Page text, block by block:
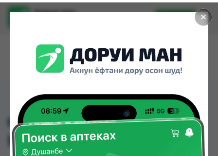
✕
Доруи ман
Установить
CHEST BINDER TYNOR
M